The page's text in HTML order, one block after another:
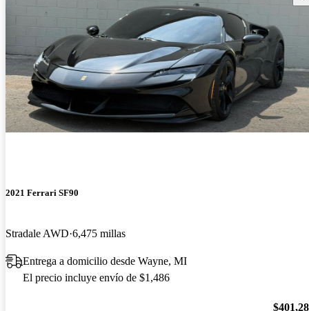
2021 Ferrari SF90
Stradale AWD 6,475 millas
Entrega a domicilio desde Wayne, MI
El precio incluye envío de $1,486